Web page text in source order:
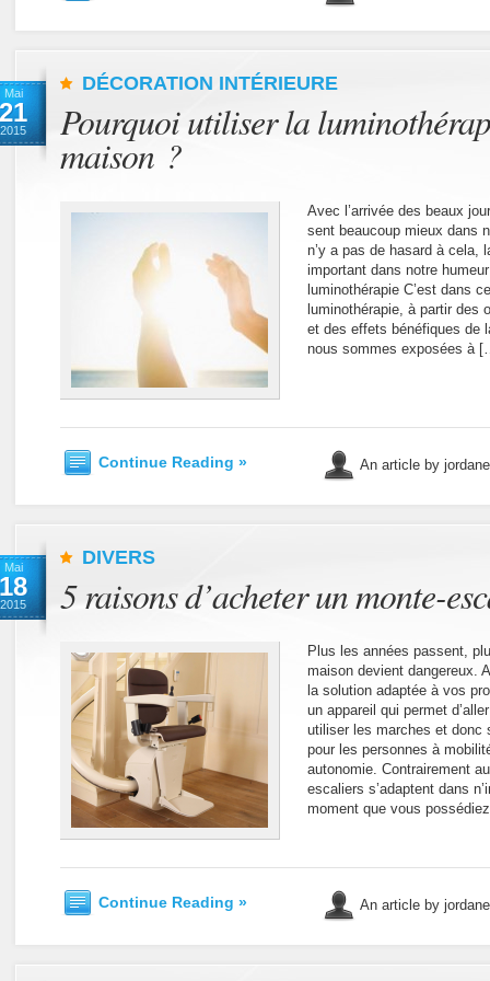
Mai
21
2015
DÉCORATION INTÉRIEURE
Pourquoi utiliser la
maison ?
Avec l’arrivée des beaux
sent beaucoup mieux dans
n’y a pas de hasard à cela,
important dans notre
luminothérapie C’est dans
luminothérapie, à partir des
et des effets bénéfiques de
nous sommes exposées à
Continue Reading » An article by
Mai
18
2015
DIVERS
5 raisons d’acheter un monte-
Plus les années passent,
maison devient dangereux.
la solution adaptée à vos
un appareil qui permet
utiliser les marches et donc
pour les personnes à
autonomie. Contrairement
escaliers s’adaptent dans
moment que vous
Continue Reading » An article by